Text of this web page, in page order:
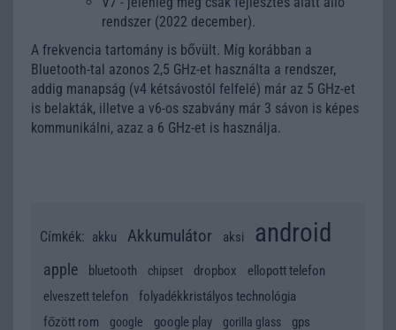
rendszer (2022 december).
A frekvencia tartomány is bővült. Míg korábban a
Bluetooth-tal azonos 2,5 GHz-et használta a rendszer,
addig manapság (v4 kétsávostól felfelé) már az 5 GHz-et
is belakták, illetve a v6-os szabvány már 3 sávon is képes
kommunikálni, azaz a 6 GHz-et is használja.
Címkék: akku Akkumulátor aksi android
apple bluetooth chipset dropbox
ellopott telefon
elveszett telefon
folyadékkristályos technológia
főzött rom
google google play gorilla glass gps